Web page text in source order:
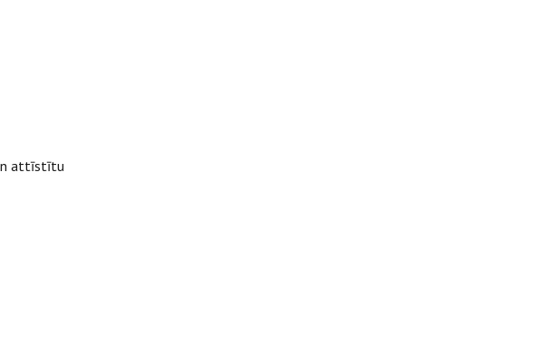
attīstītu